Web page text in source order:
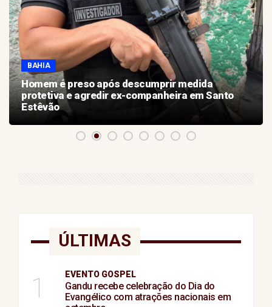
BAHIA
Homem é preso após descumprir medida
protetiva e agredir ex-companheira em Santo
Estêvão
ÚLTIMAS
1 EVENTO GOSPEL
Gandu recebe celebração do Dia do
Evangélico com atrações nacionais em